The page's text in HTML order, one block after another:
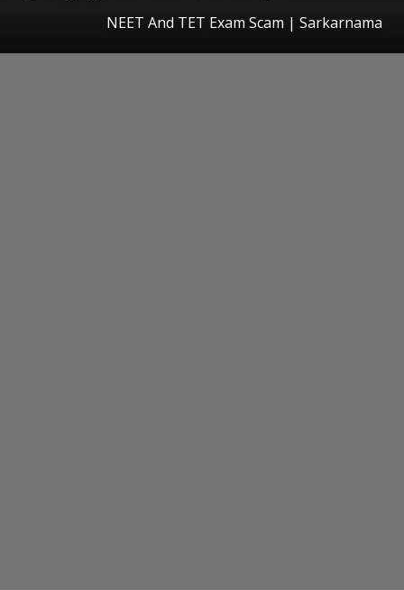
NEET And TET Exam Scam | Sarkarnama